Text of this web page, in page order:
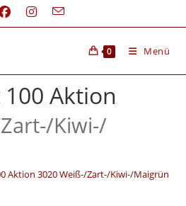
0 Menü
Aktion
Zart-/Kiwi-/
Aktion 3020 Weiß-/Zart-/Kiwi-/Maigrün